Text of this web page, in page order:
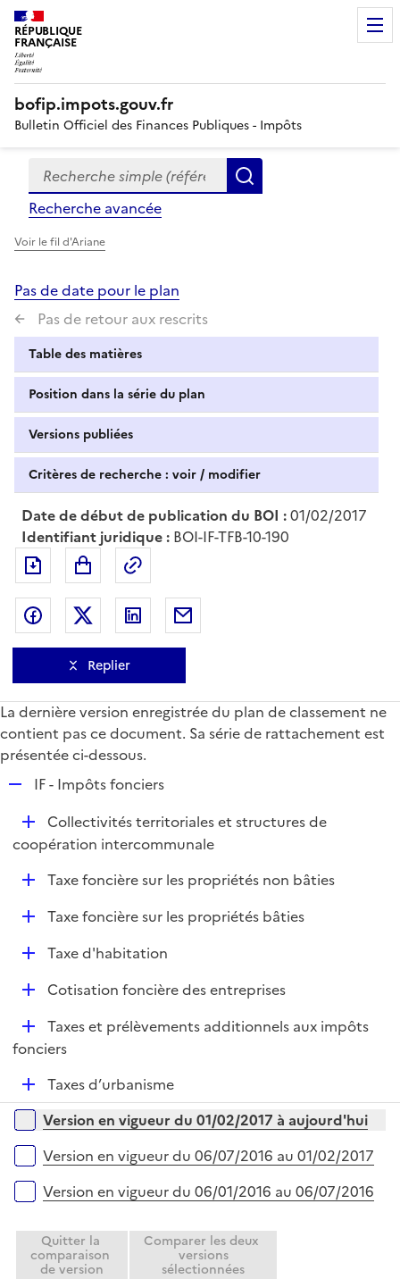
RÉPUBLIQUE
FRANÇAISE
bofip.impots.gouv.fr
Bulletin Officiel des Finances Publiques - Impôts
Formulaire
de
recherche
Recherche simple (références, mots clés, partie du
Recherche avancée
Voir le fil d'Ariane
Pas de date pour le plan
Pas de retour aux rescrits
Table des matières
Position dans la série du plan
Versions publiées
Critères de recherche : voir / modifier
Date de début de publication du BOI :01/02/2017
Identifiant juridique : BOI-IF-TFB-10-190
Exporter le document au format pdf
Partager sur Facebook
Partager sur Twitter
Partager sur LinkedIn
Replier
La dernière version enregistrée du plan de classement ne
contient pas ce document. Sa série de rattachement est
présentée ci-dessous.
p
l
i
e
r
IF - Impôts fonciers
D
é
Collectivités territoriales et structures de
coopération intercommunale
DTaxe foncière sur les propriétés non bâties
D
r
Taxe foncière sur les propriétés bâties
D
e
Taxe d'habitation
D
l
r
Cotisation foncière des entreprises
D
é
e
r
Taxes et prélèvements additionnels aux impôts
fonciers
D
é
p
e
Taxes d’urbanisme
Versions sur la période
Version en vigueur du 01/02/2017 à aujourd'hui
Version en vigueur du 06/07/2016 au 01/02/2017
Version en vigueur du 06/01/2016 au 06/07/2016
Quitter la
comparaison
de version
Comparer les deux
versions
sélectionnées